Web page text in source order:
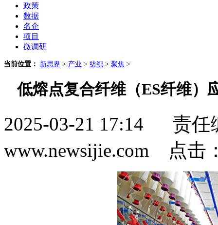
政策
数据
名企
项目
微调研
当前位置： 新思界 > 产业 > 纺织 > 聚焦 >
低熔点复合纤维（ES纤维）
2025-03-21 17:14 责
www.newsijie.com 点击